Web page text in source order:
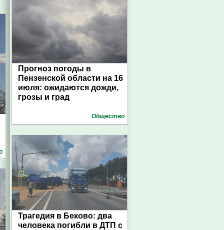
Прогноз погоды в
Пензенской области на 16
июля: ожидаются дожди,
грозы и град
Общество
Трагедия в Беково: два
человека погибли в ДТП с